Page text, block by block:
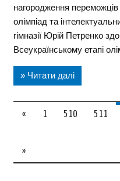
нагородження
олімпіад та
гімназії Юрій Петренко
Всеукраїнському етапі
» Читати далі
« 1 510 511
»